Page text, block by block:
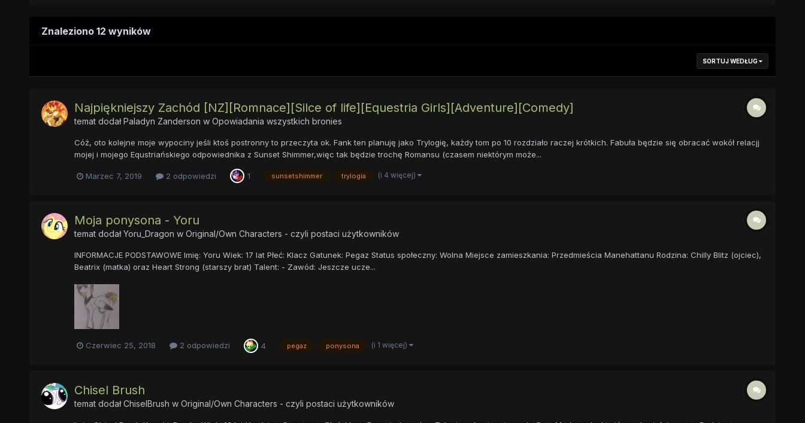
Znaleziono 12 wyników
SORTUJ WEDŁUG
Najpiękniejszy Zachód [NZ][Romnace][Silce of life][Equestria Girls][Adventure][Comedy]
temat dodałPaladyn Zanderson w Opowiadania wszystkich bronies
Cóż, oto kolejne moje wypociny jeśli ktoś postronny to przeczyta ok. Fank ten planuję jako Trylogię, każdy tom po 10 rozdziało raczej krótkich. Fabuła będzie się obracać wokół relacjj
mojej i mojego Equstriańskiego odpowiednika z Sunset Shimmer,więc tak będzie trochę Romansu (czasem niektórym może...
Marzec 7, 2019 2 odpowiedzi 1 sunsetshimmer trylogia (i 4 więcej)
Moja ponysona - Yoru
temat dodałYoru_Dragon w Original/Own Characters - czyli postaci użytkowników
INFORMACJE PODSTAWOWE Imię: Yoru Wiek: 17 lat Płeć: Klacz Gatunek: Pegaz Status społeczny: Wolna Miejsce zamieszkania: Przedmieścia Manehattanu Rodzina: Chilly Blitz (ojciec),
Beatrix (matka) oraz Heart Strong (starszy brat) Talent: - Zawód: Jeszcze ucze...
Czerwiec 25, 2018 2 odpowiedzi 4 pegaz ponysona (i 1 więcej)
Chisel Brush
temat dodałChiselBrush w Original/Own Characters - czyli postaci użytkowników